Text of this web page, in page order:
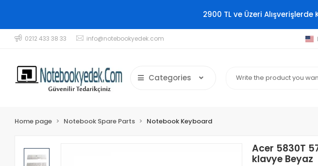
2900 TL ve Üzeri
0212 433 38 33 info@notebookyedek.com
Categories
Home page Notebook Spare Parts Notebook Keyboard
Acer 5830T
klavye Beyaz